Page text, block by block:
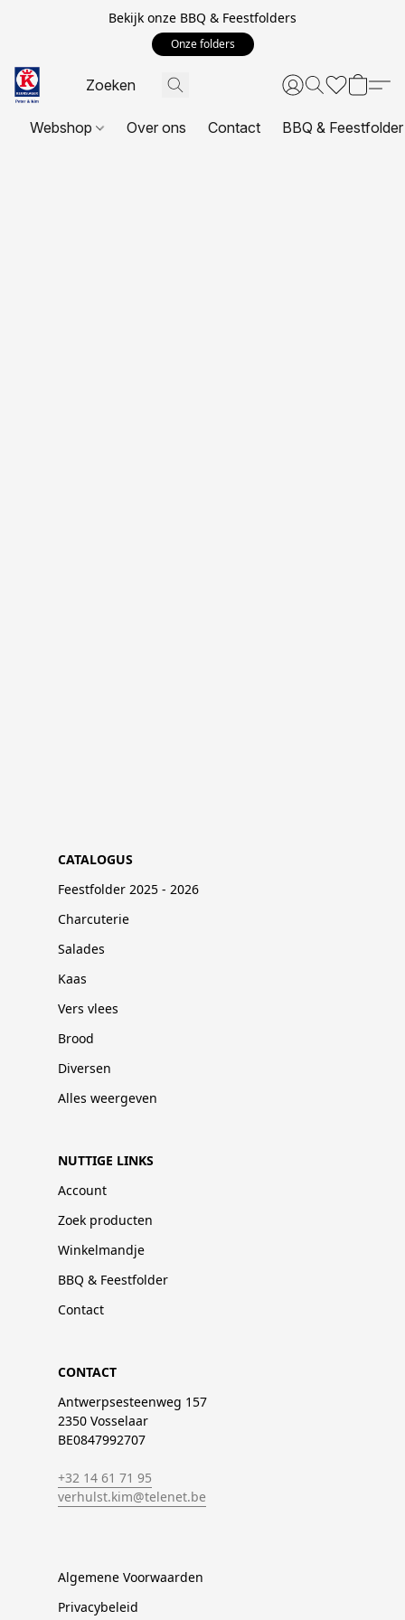
Bekijk onze BBQ & Feestfolders
Onze folders
Webshop Over ons Contact BBQ & Feestfolder
CATALOGUS
Feestfolder 2025 - 2026
Charcuterie
Salades
Kaas
Vers vlees
Brood
Diversen
Alles weergeven
NUTTIGE LINKS
Account
Zoek producten
Winkelmandje
BBQ & Feestfolder
Contact
CONTACT
Antwerpsesteenweg 157
2350 Vosselaar
BE0847992707
+32 14 61 71 95
verhulst.kim@telenet.be
Algemene Voorwaarden
Privacybeleid